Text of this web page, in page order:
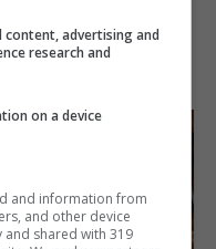
content, advertising and
research and
on a device
and information from
and other device
and shared with 319